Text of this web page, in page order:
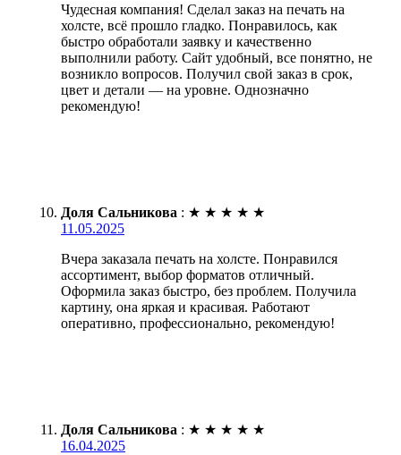
Чудесная компания! Сделал заказ на печать на
холсте, всё прошло гладко. Понравилось, как
быстро обработали заявку и качественно
выполнили работу. Сайт удобный, все понятно, не
возникло вопросов. Получил свой заказ в срок,
цвет и детали — на уровне. Однозначно
рекомендую!
Доля Сальникова : ★ ★ ★ ★ ★
11.05.2025
Вчера заказала печать на холсте. Понравился
ассортимент, выбор форматов отличный.
Оформила заказ быстро, без проблем. Получила
картину, она яркая и красивая. Работают
оперативно, профессионально, рекомендую!
Доля Сальникова : ★ ★ ★ ★ ★
16.04.2025